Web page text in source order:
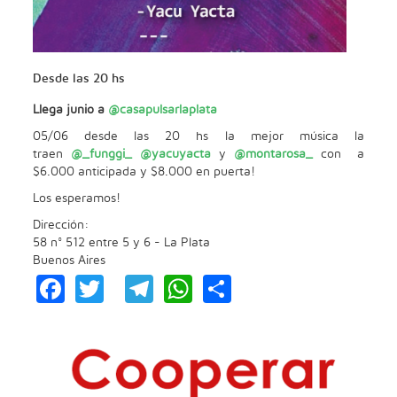
Desde las 20 hs
Llega junio a @casapulsarlaplata
05/06 desde las 20 hs la mejor música la
traen @_funggi_ @yacuyacta y @montarosa_con a
$6.000 anticipada y $8.000 en puerta!
Los esperamos!
Dirección:
58 n° 512 entre 5 y 6 - La Plata
Buenos Aires
Facebook
TwitterTelegram
WhatsApp